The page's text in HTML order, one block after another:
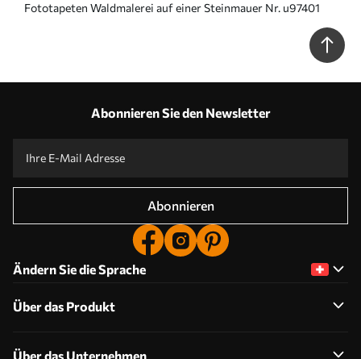
Fototapeten Waldmalerei auf einer Steinmauer Nr. u97401
Abonnieren Sie den Newsletter
Abonnieren
Ändern Sie die Sprache
Über das Produkt
Über das Unternehmen